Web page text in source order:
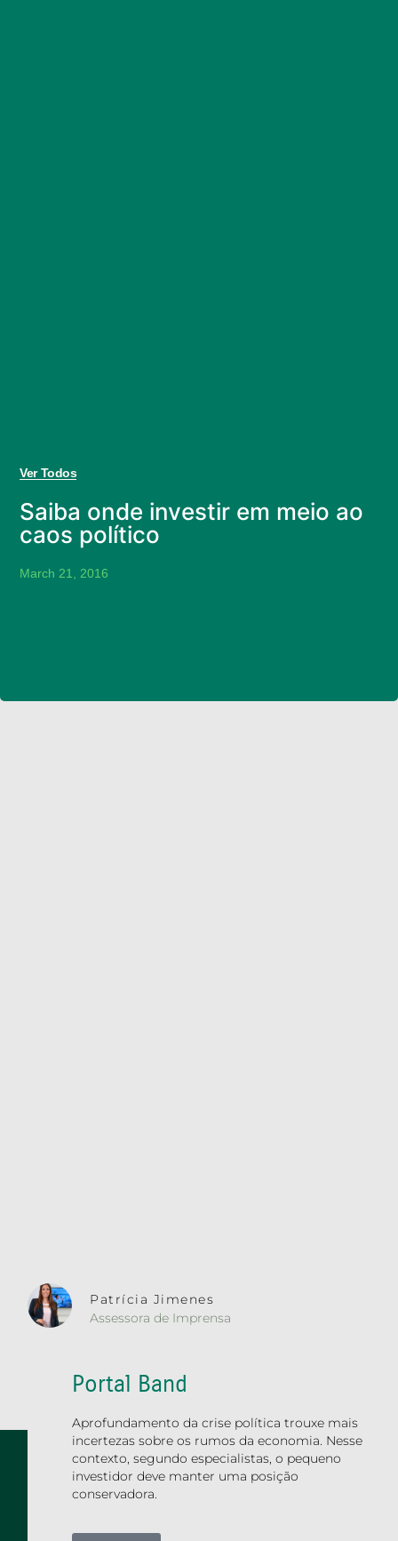
Ver Todos
Saiba onde investir em meio ao
caos político
March 21, 2016
Patrícia Jimenes
Assessora de Imprensa
Portal Band
Aprofundamento da crise política trouxe mais
incertezas sobre os rumos da economia. Nesse
contexto, segundo especialistas, o pequeno
investidor deve manter uma posição
conservadora.